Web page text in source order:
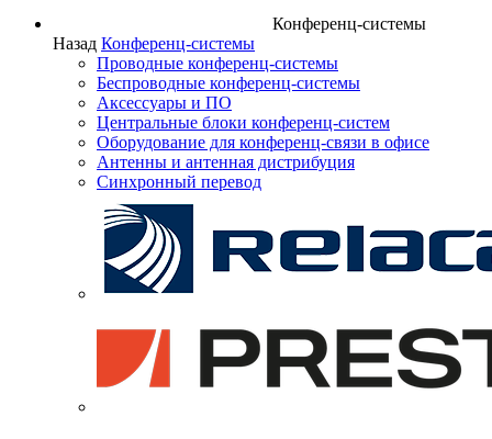
Конференц-системы
Назад Конференц-системы
Проводные конференц-системы
Беспроводные конференц-системы
Аксессуары и ПО
Центральные блоки конференц-систем
Оборудование для конференц-связи в офисе
Антенны и антенная дистрибуция
Синхронный перевод